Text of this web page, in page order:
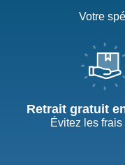
Votre
Retrait gratuit
Évitez les frais